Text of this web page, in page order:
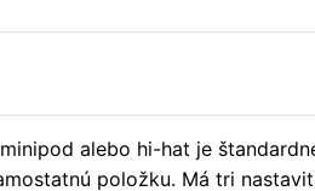
alebo hi-hat je
položku. Má tri